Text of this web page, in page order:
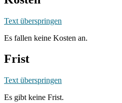
Text überspringen
Es fallen keine Kosten an.
Frist
Text überspringen
Es gibt keine Frist.